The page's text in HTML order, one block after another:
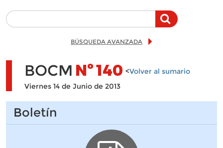
BÚSQUEDA AVANZADA
BOCM Nº140 <Volver al sumario
Viernes 14 de Junio de 2013
Boletín